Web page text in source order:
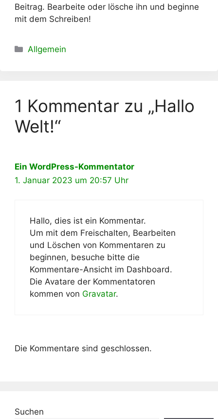
Beitrag. Bearbeite oder lösche ihn und beginne
mit dem Schreiben!
Kategorien
Allgemein
1 Kommentar zu „Hallo
Welt!“
Ein WordPress-Kommentator
1. Januar 2023 um 20:57 Uhr
Hallo, dies ist ein Kommentar.
Um mit dem Freischalten, Bearbeiten
und Löschen von Kommentaren zu
beginnen, besuche bitte die
Kommentare-Ansicht im Dashboard.
Die Avatare der Kommentatoren
kommen von Gravatar.
Die Kommentare sind geschlossen.
Suchen